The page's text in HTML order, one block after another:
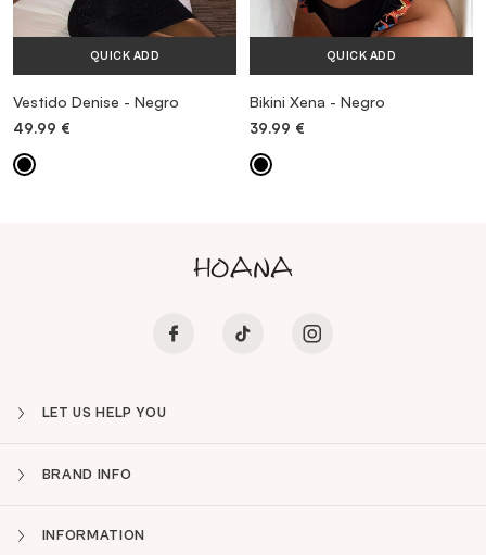
QUICK ADD
Vestido Denise - Negro
49.99 €
QUICK ADD
Bikini Xena - Negro
39.99 €
LET US HELP YOU
BRAND INFO
INFORMATION